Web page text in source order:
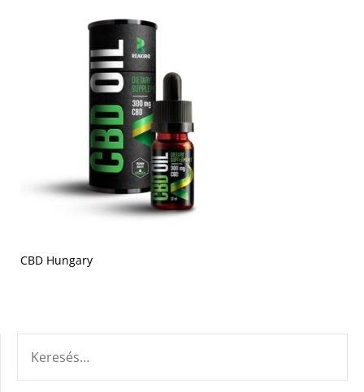
CBD Hungary